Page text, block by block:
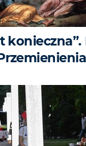
konieczna”.